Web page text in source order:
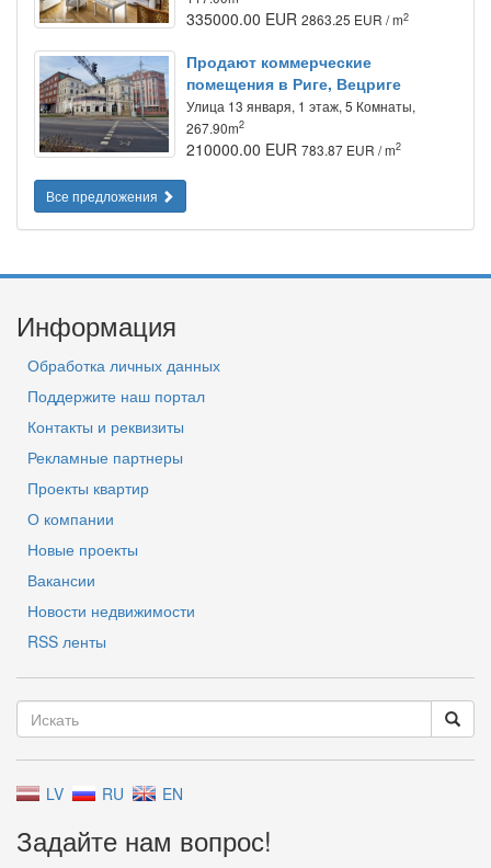
335000.00 EUR 2863.25 EUR / m2
Продают коммерческие
помещения в Риге, Вецриге
Улица 13 января, 1 этаж, 5 Комнаты,
267.90m2
210000.00 EUR 783.87 EUR / m2
Все предложения
Информация
Обработка личных данных
Поддержите наш портал
Контакты и реквизиты
Рекламные партнеры
Проекты квартир
О компании
Новые проекты
Вакансии
Новости недвижимости
RSS ленты
LV RU EN
Задайте нам вопрос!